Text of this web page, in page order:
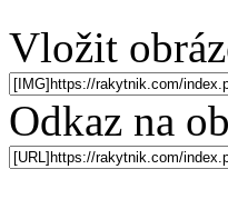
Vložit
Odkaz na